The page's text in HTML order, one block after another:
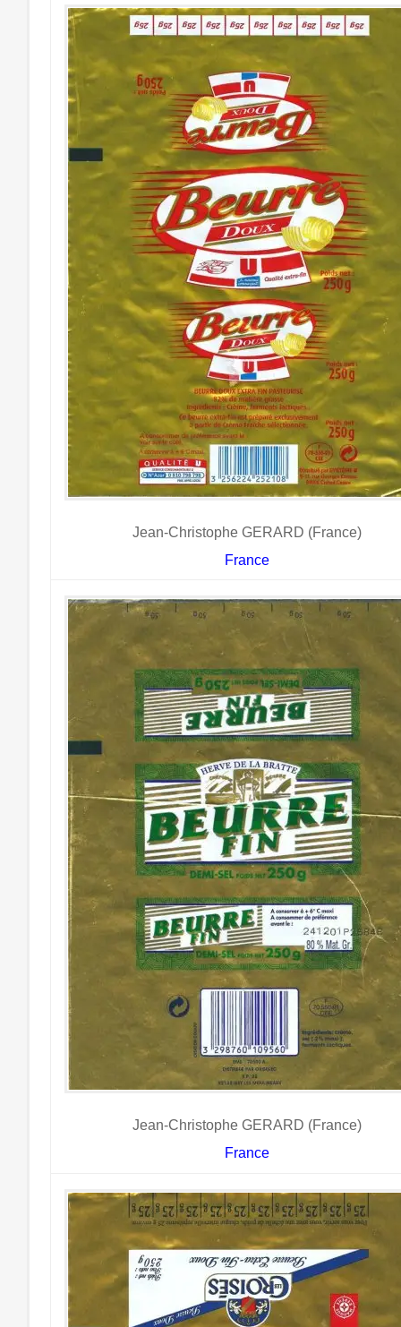
Jean-Christophe GERARD (France)
France
Jean-Christophe GERARD (France)
France